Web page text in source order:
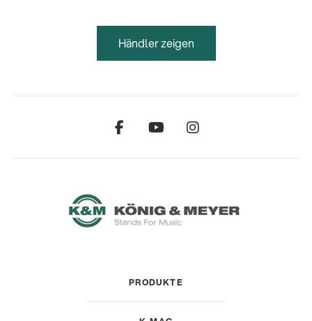
Händler zeigen
PRODUKTE